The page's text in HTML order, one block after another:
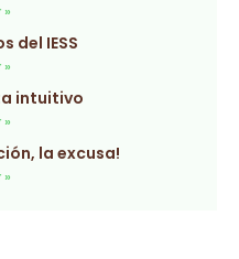
del IESS
intuitivo
la excusa!